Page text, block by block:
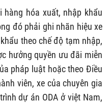
hàng hóa xuất, nhập khẩu
đó phải ghi nhãn hiệu xe
theo chế độ tạm nhập,
hưởng quyền ưu đãi miễn
pháp luật hoặc theo Điều
viên, xe của chuyên gia
dự án ODA ở việt Nam,